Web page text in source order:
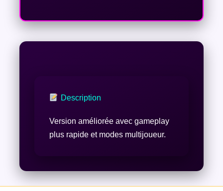
Description
Version améliorée avec gameplay
plus rapide et modes multijoueur.